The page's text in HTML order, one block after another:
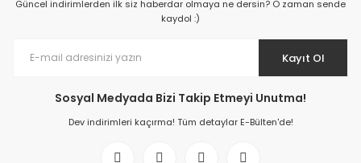
Güncel indirimlerden ilk siz haberdar olmaya ne dersin? O zaman sende
kaydol :)
Kayıt Ol
Sosyal Medyada Bizi Takip Etmeyi Unutma!
Dev indirimleri kaçırma! Tüm detaylar E-Bülten'de!